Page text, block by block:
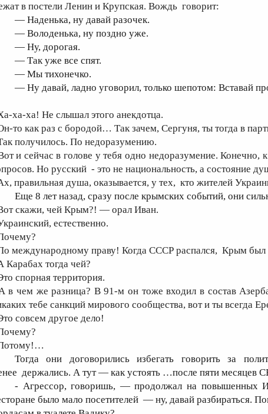
в постели Ленин и Крупская. Вождь говорит:
— Наденька, ну давай разочек.
— Володенька, ну поздно уже.
— Ну, дорогая.
— Так уже все спят.
— Мы тихонечко.
— Ну давай, ладно уговорил, только шепотом: Вставай
ха-ха! Не слышал этого анекдотца.
то как раз с бородой… Так зачем, Сергуня, ты тогда в
получилось. По недоразумению.
и сейчас в голове у тебя одно недоразумение. Конечно,
Но русский - это не национальность, а состояние
правильная душа, оказывается, у тех, кто жителей
Еще 8 лет назад, сразу после крымских событий, они
скажи, чей Крым?! — орал Иван.
естественно.
международному праву! Когда СССР распался, Крым был
Карабах тогда чей?
спорная территория.
в чем же разница? В 91-м он тоже входил в состав
тебе санкций мирового сообщества, вот и ты всегда
совсем другое дело!
Тогда они договорились избегать говорить за
держались. А тут — как устоять …после пяти месяцев
- Агрессор, говоришь, — продолжал на повышенных
было мало посетителей — ну, давай разбираться.